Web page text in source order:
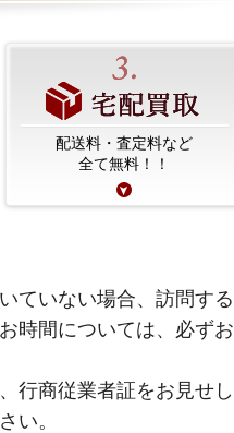
配送料・査定料など
全て無料！！
ていない場合、訪問する
時間については、必ずお
行商従業者証をお見せし
い。